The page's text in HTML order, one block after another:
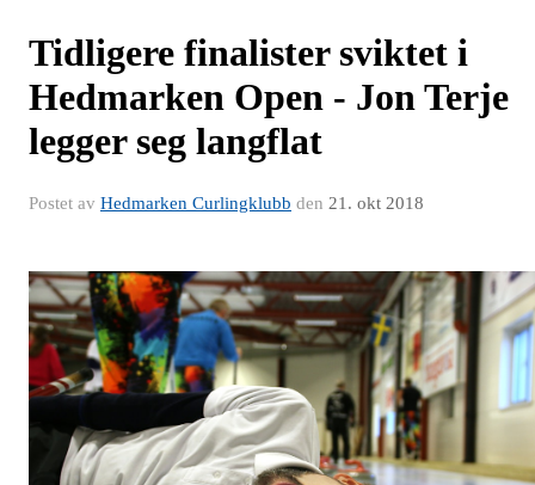
Tidligere finalister sviktet i
Hedmarken Open - Jon Terje
legger seg langflat
Postet av Hedmarken Curlingklubb den 21. okt 2018